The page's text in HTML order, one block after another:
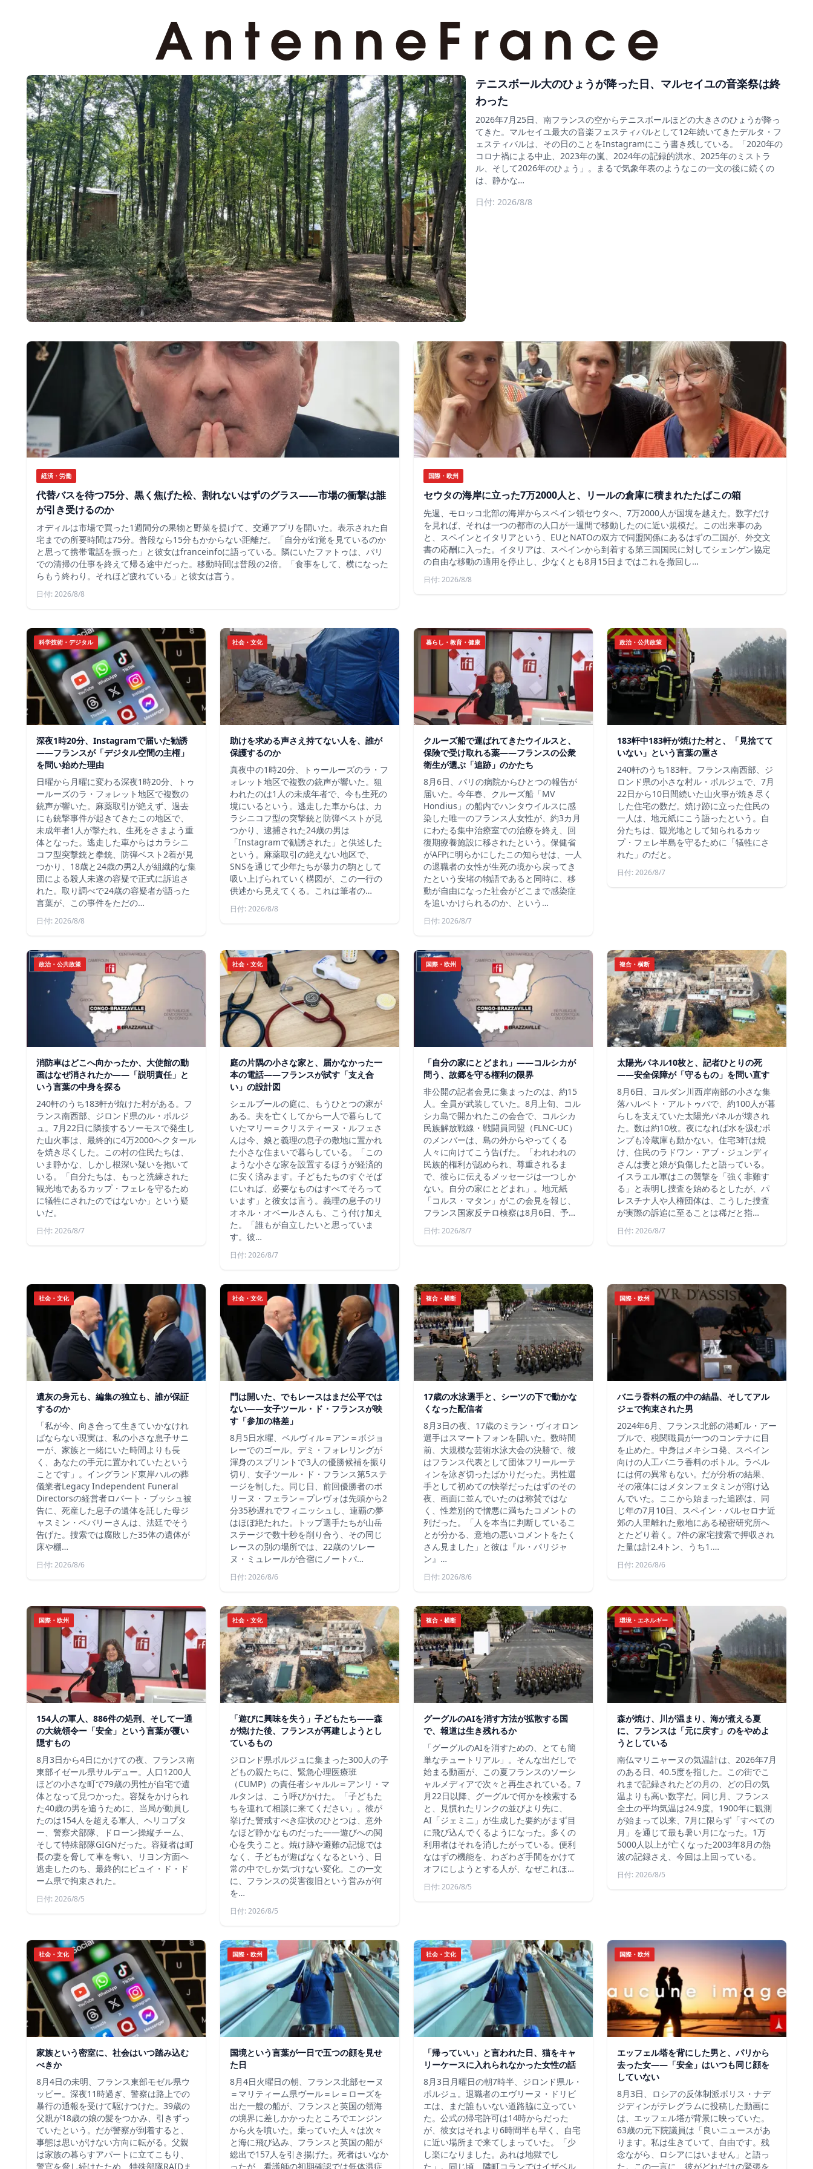
テニスボール大のひょうが降った日、マルセイユの音楽祭は終
わった
2026年7月25日、南フランスの空からテニスボールほどの大きさのひょうが降っ
てきた。マルセイユ最大の音楽フェスティバルとして12年続いてきたデルタ・フ
ェスティバルは、その日のことをInstagramにこう書き残している。「2020年の
コロナ禍による中止、2023年の嵐、2024年の記録的洪水、2025年のミストラ
ル、そして2026年のひょう」。まるで気象年表のようなこの一文の後に続くの
は、静かな…
日付: 2026/8/8
経済・労働
代替バスを待つ75分、黒く焦げた松、割れないはずのグラス——市場の衝撃は誰
が引き受けるのか
オディルは市場で買った1週間分の果物と野菜を提げて、交通アプリを開いた。表示された自
宅までの所要時間は75分。普段なら15分もかからない距離だ。「自分が幻覚を見ているのか
と思って携帯電話を振った」と彼女はfranceinfoに語っている。隣にいたファトゥは、パリ
での清掃の仕事を終えて帰る途中だった。移動時間は普段の2倍。「食事をして、横になった
らもう終わり。それほど疲れている」と彼女は言う。
日付: 2026/8/8
国際・欧州
セウタの海岸に立った7万2000人と、リールの倉庫に積まれたたばこの箱
先週、モロッコ北部の海岸からスペイン領セウタへ、7万2000人が国境を越えた。数字だけ
を見れば、それは一つの都市の人口が一週間で移動したのに近い規模だ。この出来事のあ
と、スペインとイタリアという、EUとNATOの双方で同盟関係にあるはずの二国が、外交文
書の応酬に入った。イタリアは、スペインから到着する第三国国民に対してシェンゲン協定
の自由な移動の適用を停止し、少なくとも8月15日まではこれを撤回し…
日付: 2026/8/8
科学技術・デジタル
深夜1時20分、Instagramで届いた勧誘
――フランスが「デジタル空間の主権」
を問い始めた理由
日曜から月曜に変わる深夜1時20分、トゥ
ールーズのラ・フォレット地区で複数の
銃声が響いた。麻薬取引が絶えず、過去
にも銃撃事件が起きてきたこの地区で、
未成年者1人が撃たれ、生死をさまよう重
体となった。逃走した車からはカラシニ
コフ型突撃銃と拳銃、防弾ベスト2着が見
つかり、18歳と24歳の男2人が組織的な集
団による殺人未遂の容疑で正式に訴追さ
れた。取り調べで24歳の容疑者が語った
言葉が、この事件をただの…
日付: 2026/8/8
社会・文化
助けを求める声さえ持てない人を、誰が
保護するのか
真夜中の1時20分、トゥールーズのラ・フ
ォレット地区で複数の銃声が響いた。狙
われたのは1人の未成年者で、今も生死の
境にいるという。逃走した車からは、カ
ラシニコフ型の突撃銃と防弾ベストが見
つかり、逮捕された24歳の男は
「Instagramで勧誘された」と供述した
という。麻薬取引の絶えない地区で、
SNSを通じて少年たちが暴力の駒として
吸い上げられていく構図が、この一行の
供述から見えてくる。これは筆者の…
日付: 2026/8/8
暮らし・教育・健康
クルーズ船で運ばれてきたウイルスと、
保険で受け取れる薬――フランスの公衆
衛生が選ぶ「追跡」のかたち
8月6日、パリの病院からひとつの報告が
届いた。今年春、クルーズ船「MV
Hondius」の船内でハンタウイルスに感
染した唯一のフランス人女性が、約3カ月
にわたる集中治療室での治療を終え、回
復期療養施設に移されたという。保健省
がAFPに明らかにしたこの知らせは、一人
の退職者の女性が生死の境から戻ってき
たという安堵の物語であると同時に、移
動が自由になった社会がどこまで感染症
を追いかけられるのか、という…
日付: 2026/8/7
政治・公共政策
183軒中183軒が焼けた村と、「見捨てて
いない」という言葉の重さ
240軒のうち183軒。フランス南西部、ジ
ロンド県の小さな村ル・ポルジュで、7月
22日から10日間続いた山火事が焼き尽く
した住宅の数だ。焼け跡に立った住民の
一人は、地元紙にこう語ったという。自
分たちは、観光地として知られるカッ
プ・フェレ半島を守るために「犠牲にさ
れた」のだと。
日付: 2026/8/7
政治・公共政策
消防車はどこへ向かったか、大使館の動
画はなぜ消されたか——「説明責任」と
いう言葉の中身を探る
240軒のうち183軒が焼けた村がある。フ
ランス南西部、ジロンド県のル・ポルジ
ュ。7月22日に隣接するソーモスで発生し
た山火事は、最終的に4万2000ヘクタール
を焼き尽くした。この村の住民たちは、
いま静かな、しかし根深い疑いを抱いて
いる。「自分たちは、もっと洗練された
観光地であるカップ・フェレを守るため
に犠牲にされたのではないか」という疑
いだ。
日付: 2026/8/7
社会・文化
庭の片隅の小さな家と、届かなかった一
本の電話——フランスが試す「支え合
い」の設計図
シェルブールの庭に、もうひとつの家が
ある。夫を亡くしてから一人で暮らして
いたマリー＝クリスティーヌ・ルフェさ
んは今、娘と義理の息子の敷地に置かれ
た小さな住まいで暮らしている。「この
ような小さな家を設置するほうが経済的
に安く済みます。子どもたちのすぐそば
にいれば、必要なものはすべてそろって
います」と彼女は言う。義理の息子のリ
オネル・オベールさんも、こう付け加え
た。「誰もが自立したいと思っていま
す。彼…
日付: 2026/8/7
国際・欧州
「自分の家にとどまれ」——コルシカが
問う、故郷を守る権利の限界
非公開の記者会見に集まったのは、約15
人。全員が武装していた。8月上旬、コル
シカ島で開かれたこの会合で、コルシカ
民族解放戦線・戦闘員同盟（FLNC-UC）
のメンバーは、島の外からやってくる
人々に向けてこう告げた。「われわれの
民族的権利が認められ、尊重されるま
で、彼らに伝えるメッセージは一つしか
ない。自分の家にとどまれ」。地元紙
「コルス・マタン」がこの会見を報じ、
フランス国家反テロ検察は8月6日、予…
日付: 2026/8/7
複合・横断
太陽光パネル10枚と、記者ひとりの死
——安全保障が「守るもの」を問い直す
8月6日、ヨルダン川西岸南部の小さな集
落ハルベト・アルトゥバで、約100人が暮
らしを支えていた太陽光パネルが壊され
た。数は約10枚。夜になれば水を汲むポ
ンプも冷蔵庫も動かない。住宅3軒は焼
け、住民のラドワン・アブ・ジュンディ
さんは妻と娘が負傷したと語っている。
イスラエル軍はこの襲撃を「強く非難す
る」と表明し捜査を始めるとしたが、パ
レスチナ人や人権団体は、こうした捜査
が実際の訴追に至ることは稀だと指…
日付: 2026/8/7
社会・文化
遺灰の身元も、編集の独立も、誰が保証
するのか
「私が今、向き合って生きていかなけれ
ばならない現実は、私の小さな息子サニ
ーが、家族と一緒にいた時間よりも長
く、あなたの手元に置かれていたという
ことです」。イングランド東岸ハルの葬
儀業者Legacy Independent Funeral
Directorsの経営者ロバート・ブッシュ被
告に、死産した息子の遺体を託した母ジ
ャスミン・ベバリーさんは、法廷でそう
告げた。捜索では腐敗した35体の遺体が
床や棚…
日付: 2026/8/6
社会・文化
門は開いた、でもレースはまだ公平では
ない――女子ツール・ド・フランスが映
す「参加の格差」
8月5日水曜、ベルヴィル＝アン＝ボジョ
レーでのゴール。デミ・フォレリングが
渾身のスプリントで3人の優勝候補を振り
切り、女子ツール・ド・フランス第5ステ
ージを制した。同じ日、前回優勝者のポ
リーヌ・フェラン＝プレヴォは先頭から2
分35秒遅れでフィニッシュし、連覇の夢
はほぼ絶たれた。トップ選手たちが山岳
ステージで数十秒を削り合う、その同じ
レースの別の場所では、22歳のソレー
ヌ・ミュレールが合宿にノートパ…
日付: 2026/8/6
複合・横断
17歳の水泳選手と、シーツの下で動かな
くなった配信者
8月3日の夜、17歳のミラン・ヴィオロン
選手はスマートフォンを開いた。数時間
前、大規模な芸術水泳大会の決勝で、彼
はフランス代表として団体フリールーテ
ィンを泳ぎ切ったばかりだった。男性選
手として初めての快挙だったはずのその
夜、画面に並んでいたのは称賛ではな
く、性差別的で憎悪に満ちたコメントの
列だった。「人を本当に判断しているこ
とが分かる、意地の悪いコメントをたく
さん見ました」と彼は『ル・パリジャ
ン』…
日付: 2026/8/6
国際・欧州
バニラ香料の瓶の中の結晶、そしてアル
ジェで拘束された男
2024年6月、フランス北部の港町ル・アー
ブルで、税関職員が一つのコンテナに目
を止めた。中身はメキシコ発、スペイン
向けの人工バニラ香料のボトル。ラベル
には何の異常もない。だが分析の結果、
その液体にはメタンフェタミンが溶け込
んでいた。ここから始まった追跡は、同
じ年の7月10日、スペイン・バルセロナ近
郊の人里離れた敷地にある秘密研究所へ
とたどり着く。7件の家宅捜索で押収され
た量は計2.4トン、うち1.…
日付: 2026/8/6
国際・欧州
154人の軍人、886件の処刑、そして一通
の大統領令ー「安全」という言葉が覆い
隠すもの
8月3日から4日にかけての夜、フランス南
東部イゼール県サルデュー。人口1200人
ほどの小さな町で79歳の男性が自宅で遺
体となって見つかった。容疑をかけられ
た40歳の男を追うために、当局が動員し
たのは154人を超える軍人、ヘリコプタ
ー、警察犬部隊、ドローン操縦チーム、
そして特殊部隊GIGNだった。容疑者は町
長の妻を脅して車を奪い、リヨン方面へ
逃走したのち、最終的にピュイ・ド・ド
ーム県で拘束された。
日付: 2026/8/5
社会・文化
「遊びに興味を失う」子どもたち——森
が焼けた後、フランスが再建しようとし
ているもの
ジロンド県ポルジュに集まった300人の子
どもの親たちに、緊急心理医療班
（CUMP）の責任者シャルル＝アンリ・マ
ルタンは、こう呼びかけた。「子どもた
ちを連れて相談に来てください」。彼が
挙げた警戒すべき症状のひとつは、意外
なほど静かなものだった――遊びへの関
心を失うこと。焼け跡や避難の記憶では
なく、子どもが遊ばなくなるという、日
常の中でしか気づけない変化。この一文
に、フランスの災害復旧という営みが何
を…
日付: 2026/8/5
複合・横断
グーグルのAIを消す方法が拡散する国
で、報道は生き残れるか
「グーグルのAIを消すための、とても簡
単なチュートリアル」。そんな出だしで
始まる動画が、この夏フランスのソーシ
ャルメディアで次々と再生されている。7
月22日以降、グーグルで何かを検索する
と、見慣れたリンクの並びより先に、
AI「ジェミニ」が生成した要約がまず目
に飛び込んでくるようになった。多くの
利用者はそれを消したがっている。便利
なはずの機能を、わざわざ手間をかけて
オフにしようとする人が、なぜこれほ…
日付: 2026/8/5
環境・エネルギー
森が焼け、川が温まり、海が煮える夏
に、フランスは「元に戻す」のをやめよ
うとしている
南仏マリニャーヌの気温計は、2026年7月
のある日、40.5度を指した。この街でこ
れまで記録されたどの月の、どの日の気
温よりも高い数字だ。同じ月、フランス
全土の平均気温は24.9度。1900年に観測
が始まって以来、7月に限らず「すべての
月」を通じて最も暑い月になった。1万
5000人以上が亡くなった2003年8月の熱
波の記録さえ、今回は上回っている。
日付: 2026/8/5
社会・文化
家族という密室に、社会はいつ踏み込む
べきか
8月4日の未明、フランス東部モゼル県ウ
ッピー。深夜11時過ぎ、警察は路上での
暴行の通報を受けて駆けつけた。39歳の
父親が18歳の娘の髪をつかみ、引きずっ
ていたという。だが警察が到着すると、
事態は思いがけない方向に転がる。父親
は家族の暮らすアパートに立てこもり、
警官を脅し続けたため、特殊部隊RAIDま
国際・欧州
国境という言葉が一日で五つの顔を見せ
た日
8月4日火曜日の朝、フランス北部セーヌ
＝マリティーム県ヴール＝レ＝ローズを
出た一艘の船が、フランスと英国の領海
の境界に差しかかったところでエンジン
から火を噴いた。乗っていた人々は次々
と海に飛び込み、フランスと英国の船が
総出で157人を引き揚げた。死者はいなか
ったが、看護師の初期確認では低体温症
社会・文化
「帰っていい」と言われた日、猫をキャ
リーケースに入れられなかった女性の話
8月3日月曜日の朝7時半、ジロンド県ル・
ポルジュ。退職者のエヴリーヌ・ドリビ
エは、まだ誰もいない道路脇に立ってい
た。公式の帰宅許可は14時からだった
が、彼女はそれより6時間半も早く、自宅
に近い場所まで来てしまっていた。「少
し楽になりました。あれは地獄でし
た」。同じ頃、隣町コランではイザベル
国際・欧州
エッフェル塔を背にした男と、パリから
去った女——「安全」はいつも同じ顔を
していない
8月3日、ロシアの反体制派ボリス・ナデ
ジディンがテレグラムに投稿した動画に
は、エッフェル塔が背景に映っていた。
63歳の元下院議員は「良いニュースがあ
ります。私は生きていて、自由です。残
念ながら、ロシアにはいません」と語っ
た。この一言に、彼がどれだけの緊張を